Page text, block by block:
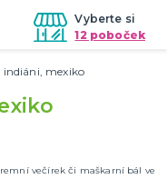
Vyberte si
12 poboček
indiáni, mexiko
večírek či maškarní bál ve